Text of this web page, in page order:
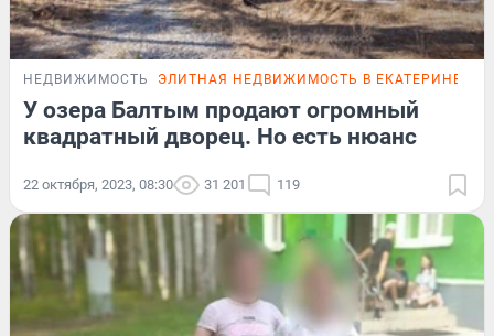
НЕДВИЖИМОСТЬ ЭЛИТНАЯ НЕДВИЖИМОСТЬ В
У озера Балтым продают огромный
квадратный дворец. Но есть нюанс
22 октября, 2023, 08:30 31 201 119